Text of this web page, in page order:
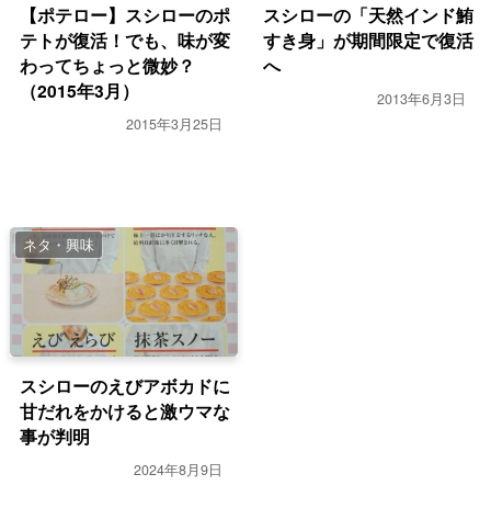
【ポテロー】スシローのポ
テトが復活！でも、味が変
わってちょっと微妙？
（2015年3月）
2015年3月25日
スシローの「天然インド鮪
すき身」が期間限定で復活
へ
2013年6月3日
ネタ・興味
スシローのえびアボカドに
甘だれをかけると激ウマな
事が判明
2024年8月9日